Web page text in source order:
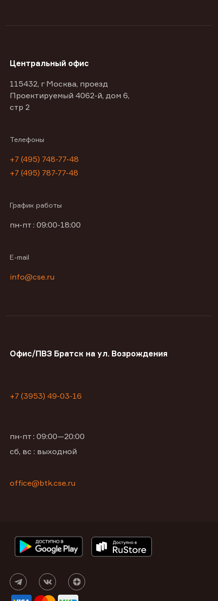
Центральный офис
115432, г Москва, проезд
Проектируемый 4062-й, дом 6,
стр 2
Телефоны
+7 (495) 748-77-48
+7 (495) 787-77-48
График работы
пн-пт : 09:00-18:00
E-mail
info@cse.ru
Офис/ПВЗ Братск на ул. Возрождения
+7 (3953) 49-03-16
пн-пт : 09:00—20:00
сб, вс : выходной
office@btk.cse.ru